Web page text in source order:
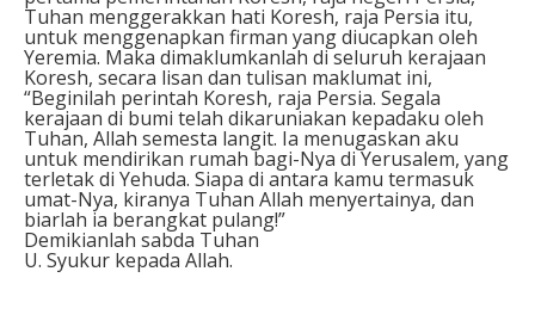
Tuhan menggerakkan hati Koresh, raja Persia itu,
untuk menggenapkan firman yang diucapkan oleh
Yeremia. Maka dimaklumkanlah di seluruh kerajaan
Koresh, secara lisan dan tulisan maklumat ini,
“Beginilah perintah Koresh, raja Persia. Segala
kerajaan di bumi telah dikaruniakan kepadaku oleh
Tuhan, Allah semesta langit. Ia menugaskan aku
untuk mendirikan rumah bagi-Nya di Yerusalem, yang
terletak di Yehuda. Siapa di antara kamu termasuk
umat-Nya, kiranya Tuhan Allah menyertainya, dan
biarlah ia berangkat pulang!”
Demikianlah sabda Tuhan
U. Syukur kepada Allah.